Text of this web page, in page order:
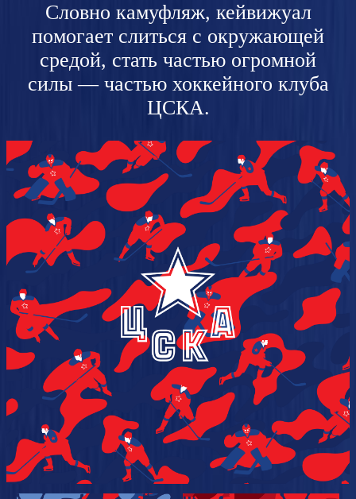
Словно камуфляж, кейвижуал
помогает слиться с окружающей
средой, стать частью огромной
силы — частью хоккейного клуба
ЦСКА.